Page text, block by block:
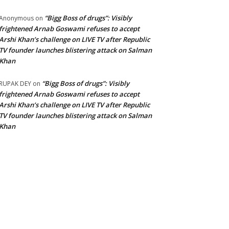
on “Bigg Boss of drugs”: Visibly
frightened Arnab Goswami refuses to accept
Khan’s challenge on LIVE TV after Republic
TV founder launches blistering attack on Salman
Khan
RUPAK DEY on “Bigg Boss of drugs”: Visibly
frightened Arnab Goswami refuses to accept
Khan’s challenge on LIVE TV after Republic
TV founder launches blistering attack on Salman
Khan